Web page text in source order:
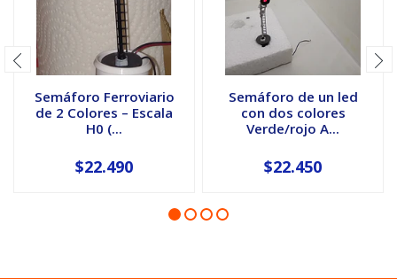
Semáforo Ferroviario
de 2 Colores – Escala
H0 (...
$22.490
Semáforo de un led
con dos colores
Verde/rojo A...
$22.450